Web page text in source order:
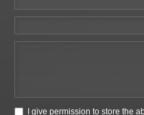
I give permission to store the